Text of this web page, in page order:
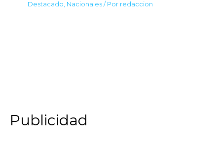
Destacado, Nacionales / Por redaccion
Publicidad